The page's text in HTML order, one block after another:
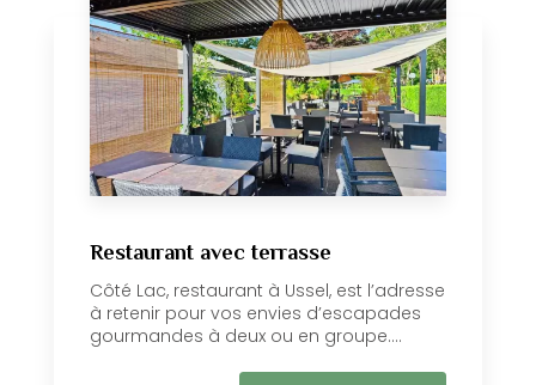
Restaurant avec terrasse
Côté Lac, restaurant à Ussel, est l’adresse
à retenir pour vos envies d’escapades
gourmandes à deux ou en groupe....